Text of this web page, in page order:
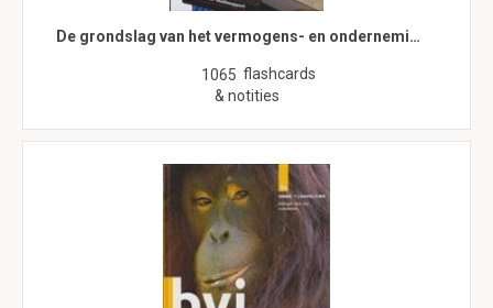
De grondslag van het vermogens- en ondernemi…
1065 flashcards
& notities